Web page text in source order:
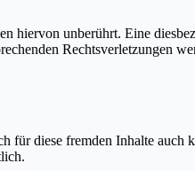
hiervon unberührt. Eine
Rechtsverletzungen
für diese fremden Inhalte auch